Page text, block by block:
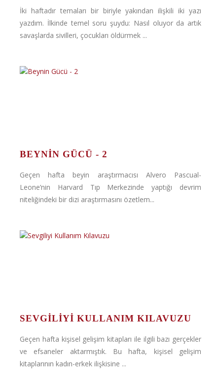
İki haftadır temaları bir biriyle yakından ilişkili iki yazı
yazdım. İlkinde temel soru şuydu: Nasıl oluyor da artık
savaşlarda sivilleri, çocukları öldürmek ...
BEYNIN GÜCÜ - 2
Geçen hafta beyin araştırmacısı Alvero Pascual-
Leone’nin Harvard Tıp Merkezinde yaptığı devrim
niteliğindeki bir dizi araştırmasını özetlem...
SEVGILIYI KULLANIM KILAVUZU
Geçen hafta kişisel gelişim kitapları ile ilgili bazı gerçekler
ve efsaneler aktarmıştık. Bu hafta, kişisel gelişim
kitaplarının kadın-erkek ilişkisine ...